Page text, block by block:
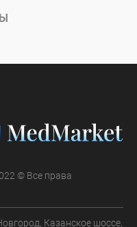
© Все права
Казанское шоссе,